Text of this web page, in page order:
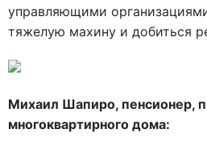
управляющими
тяжелую махину и добиться
Михаил Шапиро, пенсионер,
многоквартирного дома: